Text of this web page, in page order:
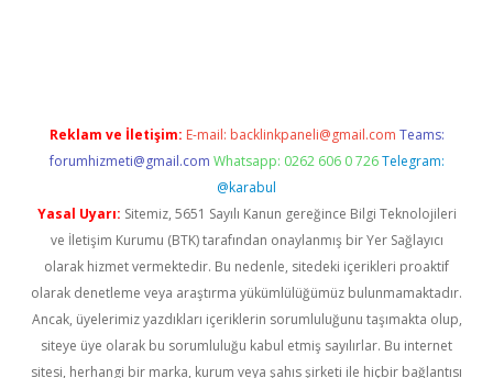
Reklam ve İletişim: E-mail: backlinkpaneli@gmail.com Teams:
forumhizmeti@gmail.com Whatsapp: 0262 606 0 726 Telegram:
@karabul
Yasal Uyarı: Sitemiz, 5651 Sayılı Kanun gereğince Bilgi Teknolojileri
ve İletişim Kurumu (BTK) tarafından onaylanmış bir Yer Sağlayıcı
olarak hizmet vermektedir. Bu nedenle, sitedeki içerikleri proaktif
olarak denetleme veya araştırma yükümlülüğümüz bulunmamaktadır.
Ancak, üyelerimiz yazdıkları içeriklerin sorumluluğunu taşımakta olup,
siteye üye olarak bu sorumluluğu kabul etmiş sayılırlar. Bu internet
sitesi, herhangi bir marka, kurum veya şahıs şirketi ile hiçbir bağlantısı